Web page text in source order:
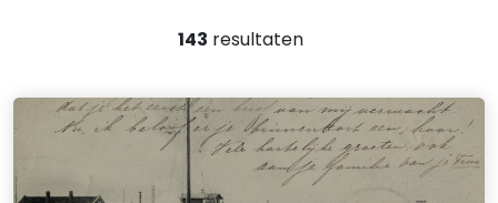
143 resultaten